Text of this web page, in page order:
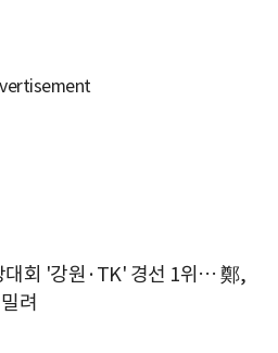
대회 '강원·TK' 경선 1위… 鄭,
려